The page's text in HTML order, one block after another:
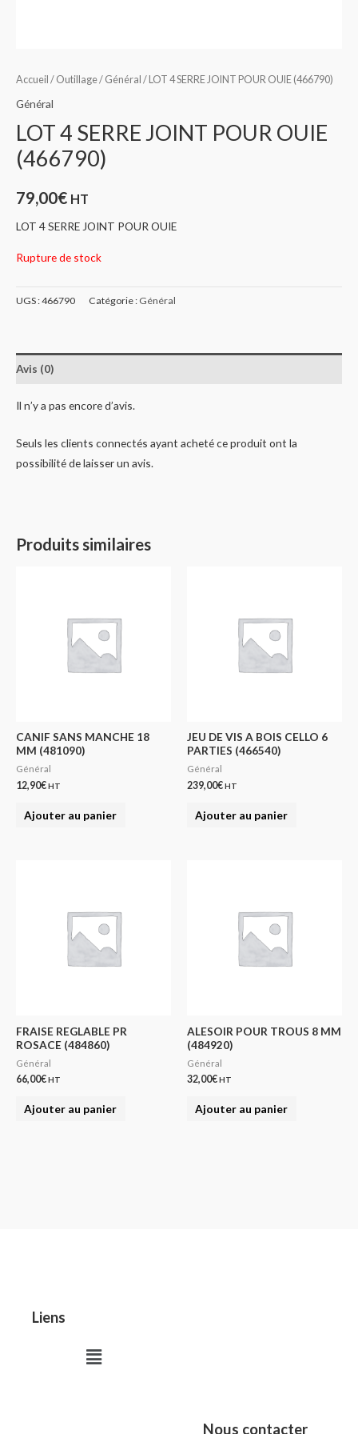
Accueil / Outillage/ Général / LOT 4 SERRE JOINT POUR OUIE (466790)
Général
LOT 4 SERRE JOINT POUR OUIE
(466790)
79,00€ HT
LOT 4 SERRE JOINT POUR OUIE
Rupture de stock
UGS :466790 Catégorie : Général
Avis (0)
Il n’y a pas encore d’avis.
Seuls les clients connectés ayant acheté ce produit ont la
possibilité de laisser un avis.
Produits similaires
CANIF SANS MANCHE 18
MM (481090)
Général
12,90€HT
Ajouter au panier
JEU DE VIS A BOIS CELLO 6
PARTIES (466540)
Général
239,00€HT
Ajouter au panier
FRAISE REGLABLE PR
ROSACE (484860)
Général
66,00€HT
Ajouter au panier
ALESOIR POUR TROUS 8 MM
(484920)
Général
32,00€HT
Ajouter au panier
Liens
Menu
Nous contacter